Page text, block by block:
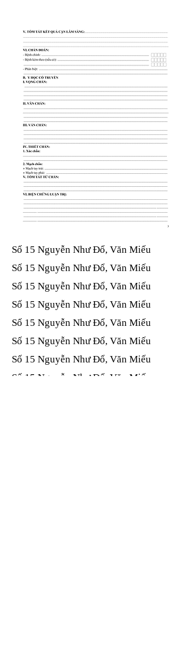
Số 15 Nguyễn Như Đổ, Văn Miếu​​​​
Số 15 Nguyễn Như Đổ, Văn Miếu​​​​
Số 15 Nguyễn Như Đổ, Văn Miếu​​​​
Số 15 Nguyễn Như Đổ, Văn Miếu​​​​
Số 15 Nguyễn Như Đổ, Văn Miếu​​​​
Số 15 Nguyễn Như Đổ, Văn Miếu​​​​
Số 15 Nguyễn Như Đổ, Văn Miếu​​​​
Số 15 Nguyễn Như Đổ, Văn Miếu​​​​